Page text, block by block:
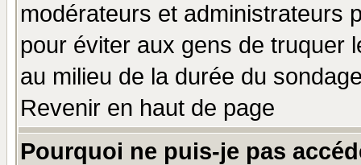
modérateurs et administrateurs
pour éviter aux gens de truquer
au milieu de la durée du
Revenir en haut de page
Pourquoi ne puis-je pas